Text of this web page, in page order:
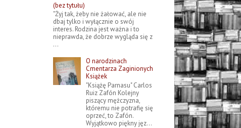
(bez tytułu)
"Żyj tak, żeby nie żałować, ale nie
dbaj tylko i wyłącznie o swój
interes. Rodzina jest ważna i to
nieprawda, że dobrze wygląda się z
...
O narodzinach
Cmentarza Zaginionych
Książek
"Książę Parnasu" Carlos
Ruiz Zafón Kolejny
piszący mężczyzna,
któremu nie potrafię się
oprzeć, to Zafón.
Wyjątkowo piękny jęz...